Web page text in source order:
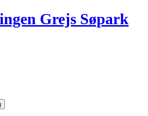
Grejs Søpark